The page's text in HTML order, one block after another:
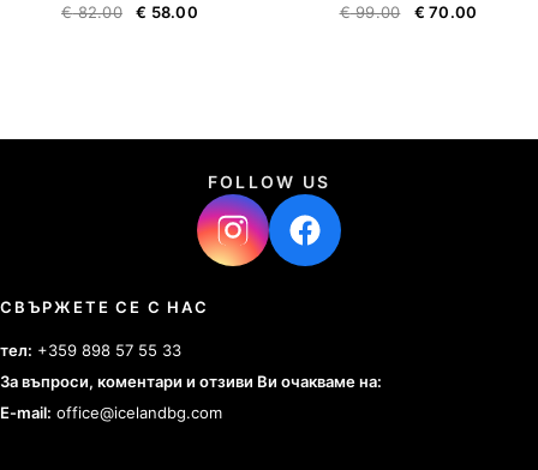
€82.00 € 58.00 €99.00 € 70.00
FOLLOW US
СВЪРЖЕТЕ СЕ С НАС
тел: +359 898 57 55 33
За въпроси, коментари и отзиви Ви очакваме на:
E-mail: office@icelandbg.com